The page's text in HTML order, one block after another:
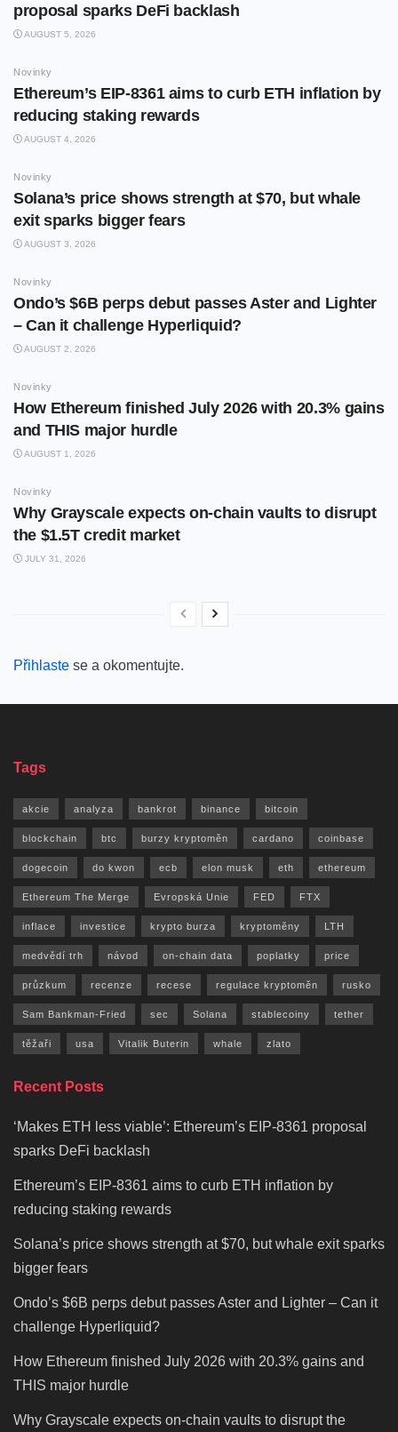
proposal sparks DeFi backlash
AUGUST 5, 2026
Novinky
Ethereum’s EIP-8361 aims to curb ETH inflation by
reducing staking rewards
AUGUST 4, 2026
Novinky
Solana’s price shows strength at $70, but whale
exit sparks bigger fears
AUGUST 3, 2026
Novinky
Ondo’s $6B perps debut passes Aster and Lighter
– Can it challenge Hyperliquid?
AUGUST 2, 2026
Novinky
How Ethereum finished July 2026 with 20.3% gains
and THIS major hurdle
AUGUST 1, 2026
Novinky
Why Grayscale expects on-chain vaults to disrupt
the $1.5T credit market
JULY 31, 2026
Přihlaste se a okomentujte.
Tags
akcie analyza bankrot binance bitcoin
blockchain btc burzy kryptoměn cardano coinbase
dogecoin do kwon ecb elon musk eth ethereum
Ethereum The Merge Evropská Unie FED FTX
inflace investice krypto burza kryptoměny LTH
medvědí trh návod on-chain data poplatky price
průzkum recenze recese regulace kryptoměn rusko
Sam Bankman-Fried sec Solana stablecoiny tether
těžaři usa Vitalik Buterin whale zlato
Recent Posts
‘Makes ETH less viable’: Ethereum’s EIP-8361 proposal
sparks DeFi backlash
Ethereum’s EIP-8361 aims to curb ETH inflation by
reducing staking rewards
Solana’s price shows strength at $70, but whale exit sparks
bigger fears
Ondo’s $6B perps debut passes Aster and Lighter – Can it
challenge Hyperliquid?
How Ethereum finished July 2026 with 20.3% gains and
THIS major hurdle
Why Grayscale expects on-chain vaults to disrupt the